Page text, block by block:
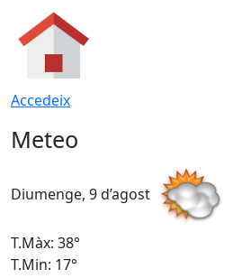
Accedeix
Meteo
Diumenge, 9 d’agost
T.Màx: 38°
T.Min: 17°